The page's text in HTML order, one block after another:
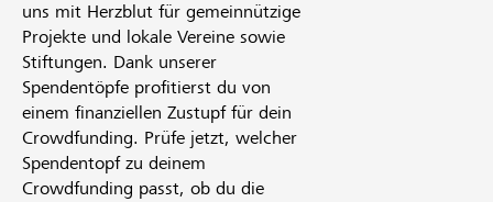
uns mit Herzblut für gemeinnützige
Projekte und lokale Vereine sowie
Stiftungen. Dank unserer
Spendentöpfe profitierst du von
einem finanziellen Zustupf für dein
Crowdfunding. Prüfe jetzt, welcher
Spendentopf zu deinem
Crowdfunding passt, ob du die